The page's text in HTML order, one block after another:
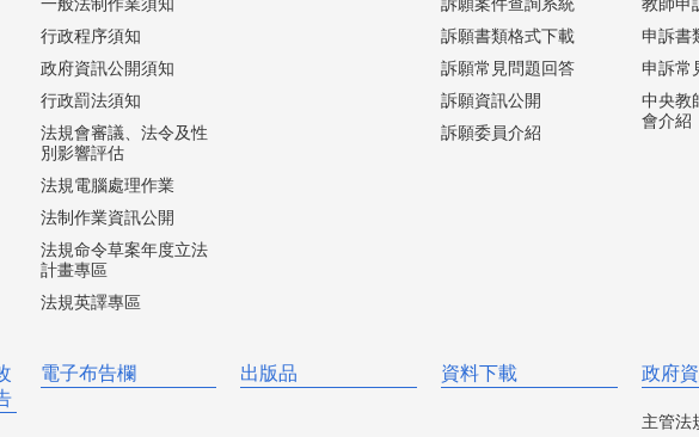
行政程序須知
政府資訊公開須知
行政罰法須知
法規會審議、法令及性
別影響評估
法規電腦處理作業
法制作業資訊公開
法規命令草案年度立法
計畫專區
法規英譯專區
訴願書類格式下載
訴願常見問題回答
訴願資訊公開
訴願委員介紹
申訴書
申訴常
中央教
會介紹
電子布告欄 出版品 資料下載 政府
主管法